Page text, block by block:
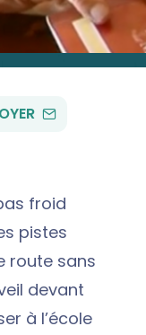
PAR
froid
pistes
route sans
devant
à l’école